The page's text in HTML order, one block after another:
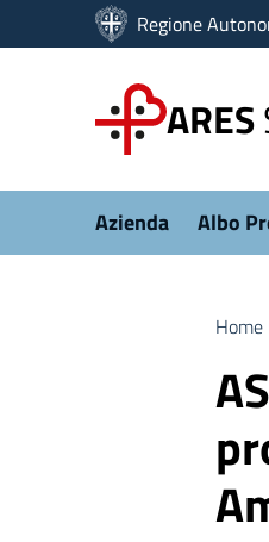
Vai ai contenuti
Vai al menu di
Vai al footer
Regione
ARES
Submenu
Azienda Albo
Home